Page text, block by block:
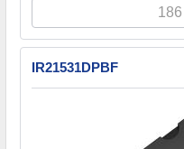
IR21531DPBF